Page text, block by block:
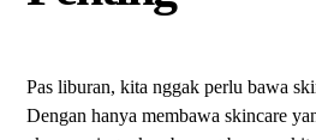
Pas liburan, kita nggak perlu bawa
Dengan hanya membawa skincare